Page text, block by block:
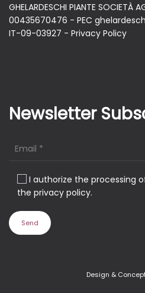
GHELARDESCHI PIANTE SOCIETÀ
00435670476 - PEC
IT-09-03927 - Privacy Policy
Newsletter
I authorize the processing
the privacy policy.
Design &